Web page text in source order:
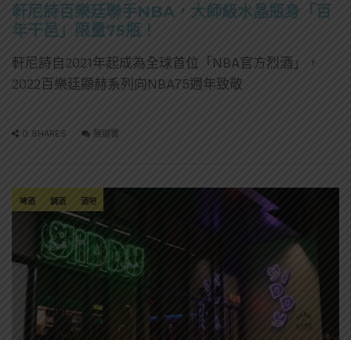
軒尼詩百樂廷聯手NBA，大師級水晶瓶身「百
年干邑」限量75瓶！
軒尼詩自2021年起成為全球首位「NBA官方烈酒」，
2022百樂廷顯赫系列向NBA75週年致敬
0 SHARES 無迴響
啤酒 調酒 酒吧